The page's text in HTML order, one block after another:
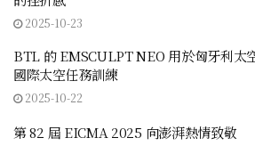
2025-10-23
BTL 的 EMSCULPT NEO 用於匈牙利太
國際太空任務訓練
2025-10-22
第 82 屆 EICMA 2025 向澎湃熱情致敬